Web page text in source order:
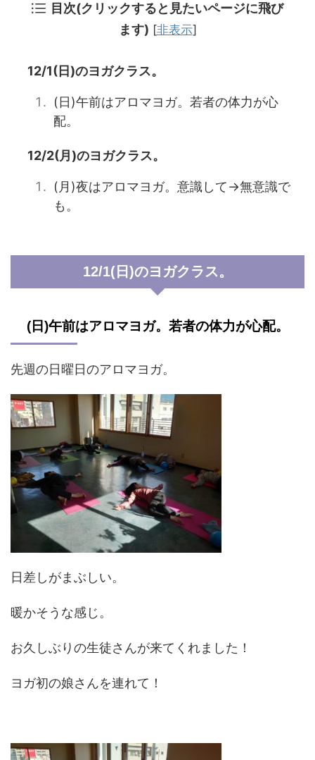
目次(クリックすると見たいページに飛び
ます) [非表示]
12/1(日)のヨガクラス。
(日)午前はアロマヨガ。若者の体力が心
配。
12/2(月)のヨガクラス。
(月)夜はアロマヨガ。意識して→無意識で
も。
12/1(日)のヨガクラス。
(日)午前はアロマヨガ。若者の体力が心配。
先週の日曜日のアロマヨガ。
日差しがまぶしい。
暖かそうな感じ。
お久しぶりの生徒さんが来てくれました！
ヨガ初の娘さんを連れて！